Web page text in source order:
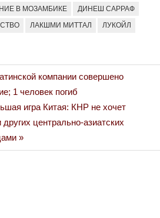
В МОЗАМБИКЕ ДИНЕШ САРРАФ
ЛАКШМИ МИТТАЛ ЛУКОЙЛ
компании совершено
1 человек погиб
игра Китая: КНР не хочет
центрально-азиатских